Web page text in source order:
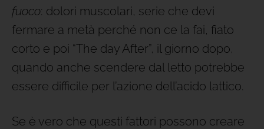
fuoco: dolori muscolari, serie che devi
fermare a metà perché non ce la fai, fiato
corto e poi “The day After”, il giorno dopo,
quando anche scendere dal letto potrebbe
essere difficile per l’azione dell’acido lattico.
Se è vero che questi fattori possono creare